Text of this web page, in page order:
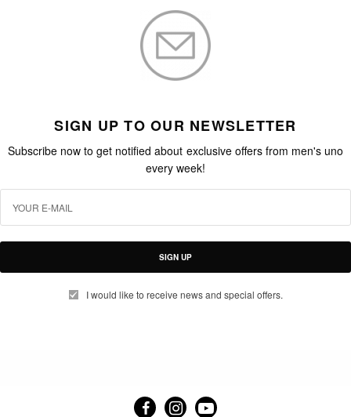
SIGN UP TO OUR NEWSLETTER
Subscribe now to get notified about exclusive offers from men's uno
every week!
SIGN UP
I would like to receive news and special offers.